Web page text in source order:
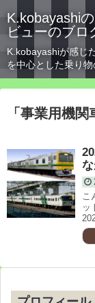
K.kobayashi
ビューのブロ
K.kobayashiが感じ
を中心とした乗り
「 事業用機関
こ
ッ